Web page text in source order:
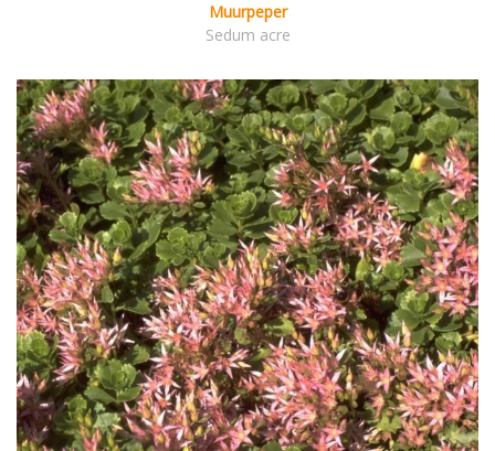
Muurpeper
Sedum acre